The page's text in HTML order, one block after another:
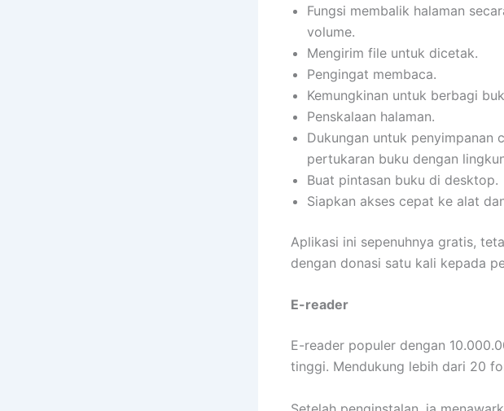
Fungsi membalik halaman
volume.
Mengirim file untuk dicetak.
Pengingat membaca.
Kemungkinan untuk berbagi
Penskalaan halaman.
Dukungan untuk penyimpanan
pertukaran buku dengan
Buat pintasan buku di desktop.
Siapkan akses cepat ke alat
Aplikasi ini sepenuhnya gratis,
dengan donasi satu kali kepada
E-reader
E-reader populer dengan
tinggi. Mendukung lebih dari 20